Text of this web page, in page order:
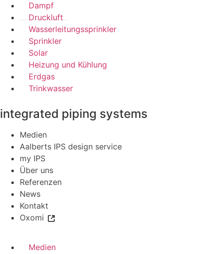
Dampf
Druckluft
Wasserleitungssprinkler
Sprinkler
Solar
Heizung und Kühlung
Erdgas
Trinkwasser
integrated piping systems
Medien
Aalberts IPS design service
my IPS
Über uns
Referenzen
News
Kontakt
Oxomi
Medien